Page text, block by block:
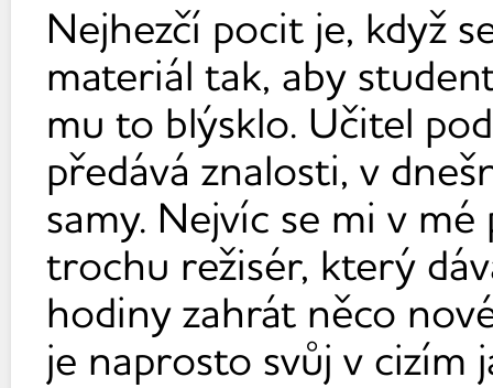
Nejhezčí pocit je, když
materiál tak, aby
mu to blýsklo. Učitel
předává znalosti, v
samy. Nejvíc se mi v
trochu režisér, který
hodiny zahrát něco
je naprosto svůj v cizím